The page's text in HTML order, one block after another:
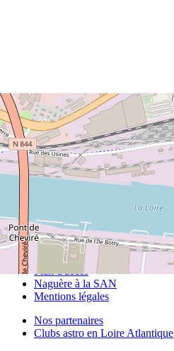
+−
© OpenStreetMap
Contact
Plan d'accès
Naguère à la SAN
Mentions légales
Nos partenaires
Clubs astro en Loire Atlantique